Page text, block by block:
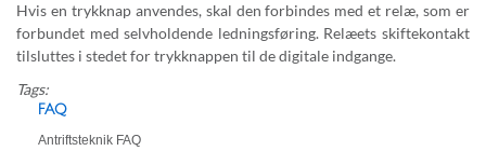
Hvis en trykknap anvendes, skal den forbindes med et relæ, som er
forbundet med selvholdende ledningsføring. Relæets skiftekontakt
tilsluttes i stedet for trykknappen til de digitale indgange.
Tags:
FAQ
Antriftsteknik FAQ